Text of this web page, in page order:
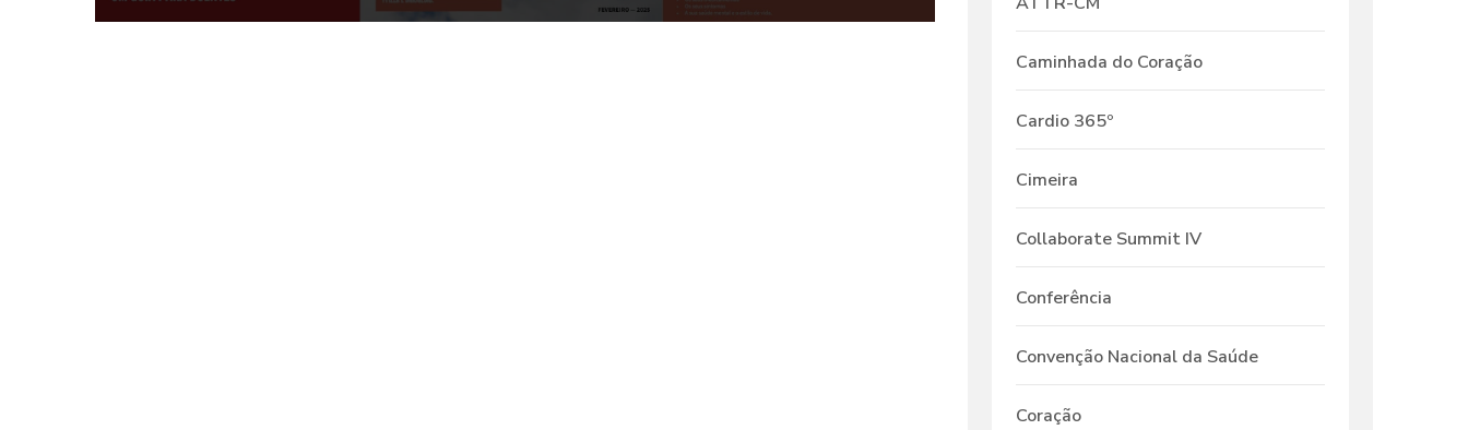
Caminhada do Coração
Cardio 365º
Cimeira
Collaborate Summit IV
Conferência
Convenção Nacional da Saúde
Coração